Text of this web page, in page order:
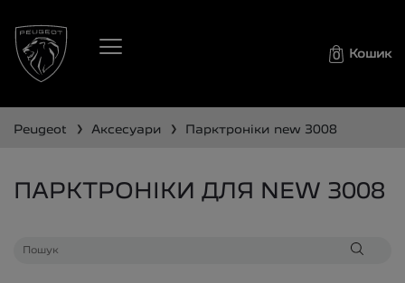
0 Кошик
peugeot ❯ аксесуари ❯ парктроніки new 3008
ПАРКТРОНІКИ ДЛЯ NEW 3008